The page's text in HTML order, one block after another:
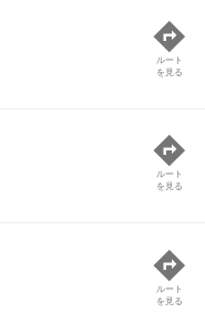
ルート
を見る
ルート
を見る
ルート
を見る